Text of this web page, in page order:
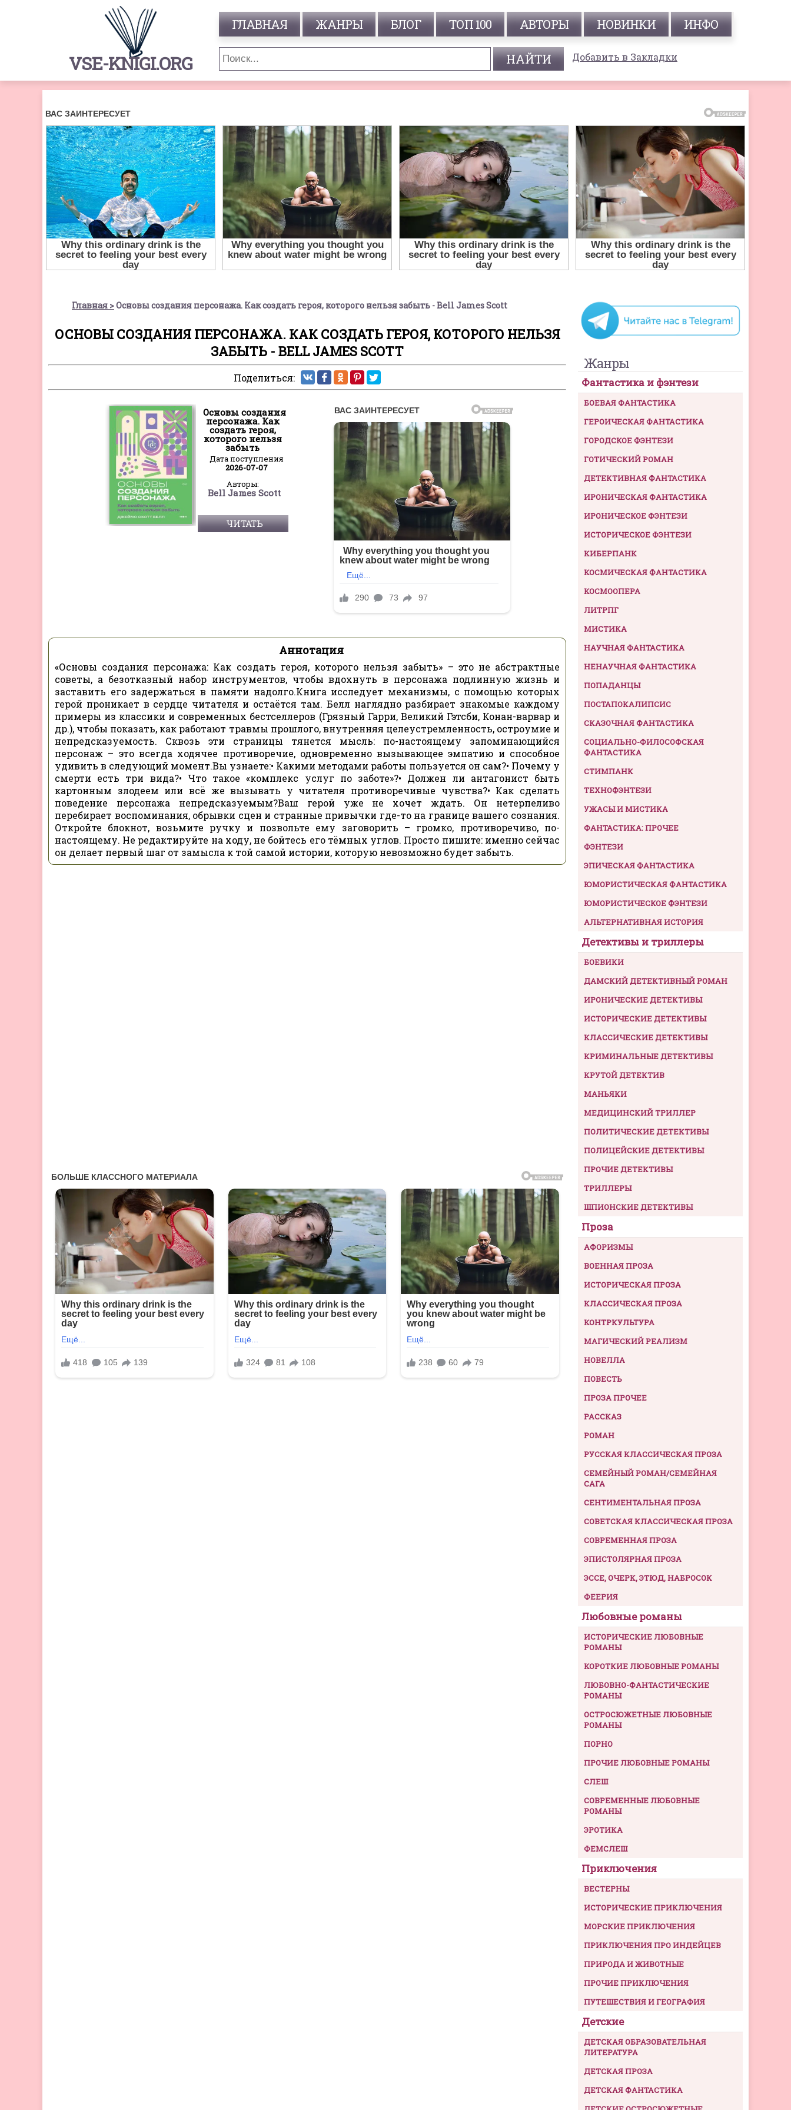
VSE-KNIGI.ORG
ГЛАВНАЯ ЖАНРЫ БЛОГ ТОП 100 АВТОРЫ НОВИНКИ ИНФО
Добавить в Закладки
Главная Основы создания персонажа. Как создать героя, которого нельзя забыть - Bell James Scott
ОСНОВЫ СОЗДАНИЯ ПЕРСОНАЖА. КАК СОЗДАТЬ ГЕРОЯ, КОТОРОГО НЕЛЬЗЯ
ЗАБЫТЬ - BELL JAMES SCOTT
Поделиться:
Основы создания
персонажа. Как
создать героя,
которого нельзя
забыть
Дата поступления
2026-07-07
Авторы:
Bell James Scott
ЧИТАТЬ
Аннотация
«Основы создания персонажа: Как создать героя, которого нельзя забыть» – это не абстрактные
советы, а безотказный набор инструментов, чтобы вдохнуть в персонажа подлинную жизнь и
заставить его задержаться в памяти надолго.Книга исследует механизмы, с помощью которых
герой проникает в сердце читателя и остаётся там. Белл наглядно разбирает знакомые каждому
примеры из классики и современных бестселлеров (Грязный Гарри, Великий Гэтсби, Конан-варвар и
др.), чтобы показать, как работают травмы прошлого, внутренняя целеустремленность, остроумие и
непредсказуемость. Сквозь эти страницы тянется мысль: по-настоящему запоминающийся
персонаж – это всегда ходячее противоречие, одновременно вызывающее эмпатию и способное
удивить в следующий момент.Вы узнаете:• Какими методами работы пользуется он сам?• Почему у
смерти есть три вида?• Что такое «комплекс услуг по заботе»?• Должен ли антагонист быть
картонным злодеем или всё же вызывать у читателя противоречивые чувства?• Как сделать
поведение персонажа непредсказуемым?Ваш герой уже не хочет ждать. Он нетерпеливо
перебирает воспоминания, обрывки сцен и странные привычки где-то на границе вашего сознания.
Откройте блокнот, возьмите ручку и позвольте ему заговорить – громко, противоречиво, по-
настоящему. Не редактируйте на ходу, не бойтесь его тёмных углов. Просто пишите: именно сейчас
он делает первый шаг от замысла к той самой истории, которую невозможно будет забыть.
Жанры
Фантастика и фэнтези
БОЕВАЯ ФАНТАСТИКА
ГЕРОИЧЕСКАЯ ФАНТАСТИКА
ГОРОДСКОЕ ФЭНТЕЗИ
ГОТИЧЕСКИЙ РОМАН
ДЕТЕКТИВНАЯ ФАНТАСТИКА
ИРОНИЧЕСКАЯ ФАНТАСТИКА
ИРОНИЧЕСКОЕ ФЭНТЕЗИ
ИСТОРИЧЕСКОЕ ФЭНТЕЗИ
КИБЕРПАНК
КОСМИЧЕСКАЯ ФАНТАСТИКА
КОСМООПЕРА
ЛИТРПГ
МИСТИКА
НАУЧНАЯ ФАНТАСТИКА
НЕНАУЧНАЯ ФАНТАСТИКА
ПОПАДАНЦЫ
ПОСТАПОКАЛИПСИС
СКАЗОЧНАЯ ФАНТАСТИКА
СОЦИАЛЬНО-ФИЛОСОФСКАЯ
ФАНТАСТИКА
СТИМПАНК
ТЕХНОФЭНТЕЗИ
УЖАСЫ И МИСТИКА
ФАНТАСТИКА: ПРОЧЕЕ
ФЭНТЕЗИ
ЭПИЧЕСКАЯ ФАНТАСТИКА
ЮМОРИСТИЧЕСКАЯ ФАНТАСТИКА
ЮМОРИСТИЧЕСКОЕ ФЭНТЕЗИ
АЛЬТЕРНАТИВНАЯ ИСТОРИЯ
Детективы и триллеры
БОЕВИКИ
ДАМСКИЙ ДЕТЕКТИВНЫЙ РОМАН
ИРОНИЧЕСКИЕ ДЕТЕКТИВЫ
ИСТОРИЧЕСКИЕ ДЕТЕКТИВЫ
КЛАССИЧЕСКИЕ ДЕТЕКТИВЫ
КРИМИНАЛЬНЫЕ ДЕТЕКТИВЫ
КРУТОЙ ДЕТЕКТИВ
МАНЬЯКИ
МЕДИЦИНСКИЙ ТРИЛЛЕР
ПОЛИТИЧЕСКИЕ ДЕТЕКТИВЫ
ПОЛИЦЕЙСКИЕ ДЕТЕКТИВЫ
ПРОЧИЕ ДЕТЕКТИВЫ
ТРИЛЛЕРЫ
ШПИОНСКИЕ ДЕТЕКТИВЫ
Проза
АФОРИЗМЫ
ВОЕННАЯ ПРОЗА
ИСТОРИЧЕСКАЯ ПРОЗА
КЛАССИЧЕСКАЯ ПРОЗА
КОНТРКУЛЬТУРА
МАГИЧЕСКИЙ РЕАЛИЗМ
НОВЕЛЛА
ПОВЕСТЬ
ПРОЗА ПРОЧЕЕ
РАССКАЗ
РОМАН
РУССКАЯ КЛАССИЧЕСКАЯ ПРОЗА
СЕМЕЙНЫЙ РОМАН/СЕМЕЙНАЯ
САГА
СЕНТИМЕНТАЛЬНАЯ ПРОЗА
СОВЕТСКАЯ КЛАССИЧЕСКАЯ ПРОЗА
СОВРЕМЕННАЯ ПРОЗА
ЭПИСТОЛЯРНАЯ ПРОЗА
ЭССЕ, ОЧЕРК, ЭТЮД, НАБРОСОК
ФЕЕРИЯ
Любовные романы
ИСТОРИЧЕСКИЕ ЛЮБОВНЫЕ
РОМАНЫ
КОРОТКИЕ ЛЮБОВНЫЕ РОМАНЫ
ЛЮБОВНО-ФАНТАСТИЧЕСКИЕ
РОМАНЫ
ОСТРОСЮЖЕТНЫЕ ЛЮБОВНЫЕ
РОМАНЫ
ПОРНО
ПРОЧИЕ ЛЮБОВНЫЕ РОМАНЫ
СЛЕШ
СОВРЕМЕННЫЕ ЛЮБОВНЫЕ
РОМАНЫ
ЭРОТИКА
ФЕМСЛЕШ
Приключения
ВЕСТЕРНЫ
ИСТОРИЧЕСКИЕ ПРИКЛЮЧЕНИЯ
МОРСКИЕ ПРИКЛЮЧЕНИЯ
ПРИКЛЮЧЕНИЯ ПРО ИНДЕЙЦЕВ
ПРИРОДА И ЖИВОТНЫЕ
ПРОЧИЕ ПРИКЛЮЧЕНИЯ
ПУТЕШЕСТВИЯ И ГЕОГРАФИЯ
Детские
ДЕТСКАЯ ОБРАЗОВАТЕЛЬНАЯ
ЛИТЕРАТУРА
ДЕТСКАЯ ПРОЗА
ДЕТСКАЯ ФАНТАСТИКА